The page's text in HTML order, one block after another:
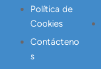
Política de
Cookies
Contácteno
s